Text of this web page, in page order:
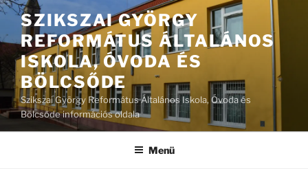
Tartalomhoz
SZIKSZAI GYÖRGY
REFORMÁTUS ÁLTALÁNOS
ISKOLA, ÓVODA ÉS
BÖLCSŐDE
Szikszai György Református Általános Iskola, Óvoda és
Bölcsőde információs oldala
Menü